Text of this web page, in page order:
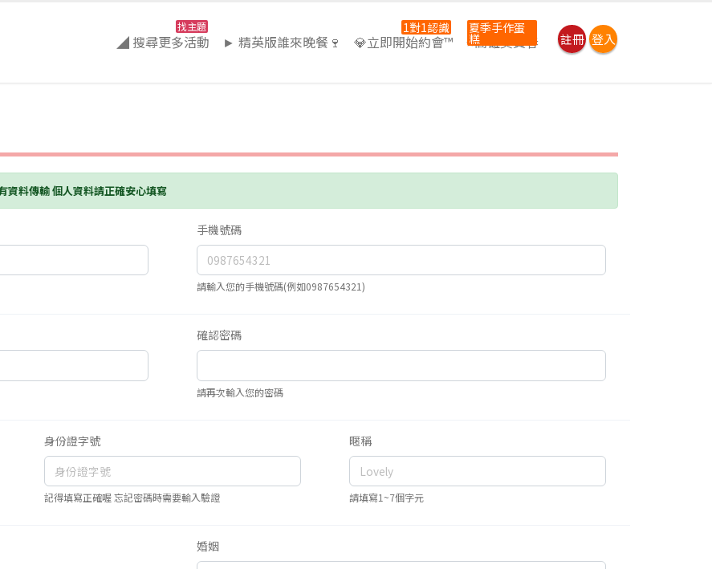
◢ 搜尋更多活動
找主題
► 精英版誰來晚餐🍷 💎立即開始約會™
1對1認識
⭐高雄吳寶春
夏季手作蛋
糕 註冊 登入
資料傳輸 個人資料請正確安心填寫
手機號碼
請輸入您的手機號碼(例如0987654321)
確認密碼
請再次輸入您的密碼
身份證字號
記得填寫正確喔 忘記密碼時需要輸入驗證
暱稱
請填寫1~7個字元
婚姻